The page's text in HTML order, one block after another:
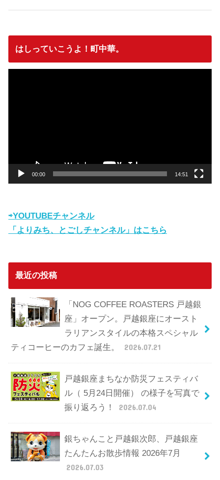
はしっていこうよ！町中華。
00:00 14:51
⇨YOUTUBEチャンネル
「よりみち、とごしチャンネル」はこちら
最近の投稿
「NOG COFFEE ROASTERS 戸越銀
座」オープン。戸越銀座にオースト
ラリアンスタイルの本格スペシャル
ティコーヒーのカフェ誕生。
2026.07.21
戸越銀座まちなか防災フェスティバ
ル（ 5月24日開催） の様子を写真で
振り返ろう！
2026.07.04
銀ちゃんこと戸越銀次郎、戸越銀座
たんたんお散歩情報 2026年7月
2026.07.03